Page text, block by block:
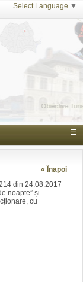
Select Language ▼
☰
« Înapoi
din 24.08.2017
noapte” și
cu